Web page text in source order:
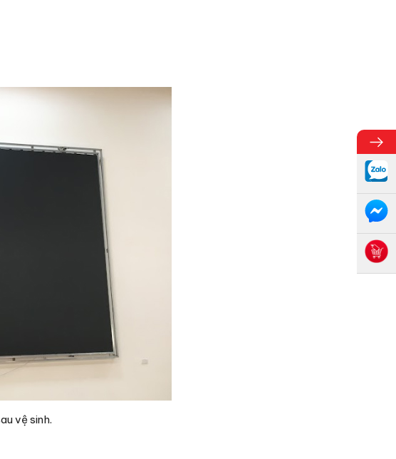
vệ sinh.